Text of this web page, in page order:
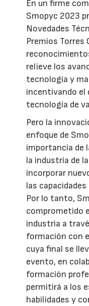
En un firme
Smopyc 2023
Novedades
Premios Torres
relieve los
tecnología y
incentivando el
tecnología de
Pero la
enfoque de
importancia de
la industria de
incorporar
las
Por lo tanto,
comprometido
industria a
formación con
cuya final se
evento, en
formación
permitirá a los
habilidades y